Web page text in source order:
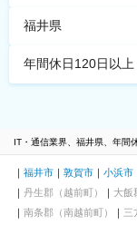
福井県
年間休日120日以上
IT・通信業界、福井県、年間
福井市 敦賀市 小浜市
丹生郡（越前町）
大飯
南条郡（南越前町）
三